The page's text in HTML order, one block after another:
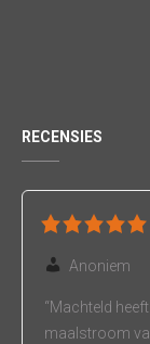
RECENSIES
Anoniem
“Machteld
maalstroom